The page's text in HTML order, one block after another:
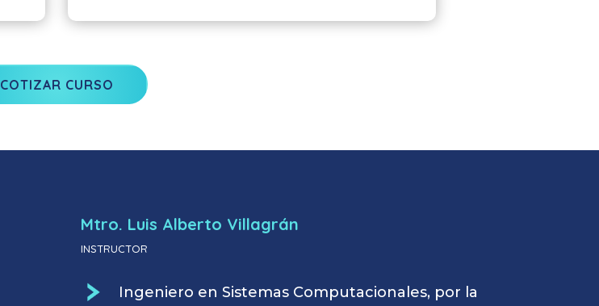
COTIZAR CURSO
Mtro. Luis Alberto Villagrán
INSTRUCTOR
Ingeniero en Sistemas Computacionales, por la